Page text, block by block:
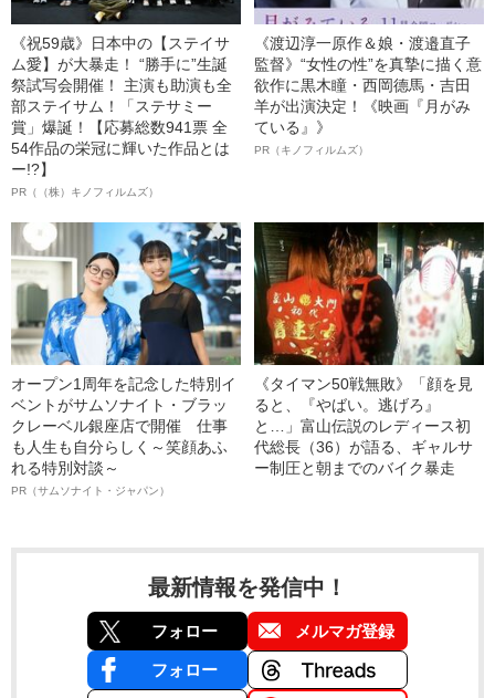
《祝59歳》日本中の【ステイサ
ム愛】が大暴走！ “勝手に”生誕
祭試写会開催！ 主演も助演も全
部ステイサム！「ステサミー
賞」爆誕！【応募総数941票 全
54作品の栄冠に輝いた作品とは
ー!?】
PR（（株）キノフィルムズ）
《渡辺淳一原作＆娘・渡邉直子
監督》“女性の性”を真摯に描く意
欲作に黒木瞳・西岡德馬・吉田
羊が出演決定！《映画『月がみ
ている』》
PR（キノフィルムズ）
オープン1周年を記念した特別イ
ベントがサムソナイト・ブラッ
クレーベル銀座店で開催 仕事
も人生も自分らしく～笑顔あふ
れる特別対談～
PR（サムソナイト・ジャパン）
《タイマン50戦無敗》「顔を見
ると、『やばい。逃げろ』
と…」富山伝説のレディース初
代総長（36）が語る、ギャルサ
ー制圧と朝までのバイク暴走
最新情報を発信中！
フォロー メルマガ登録
フォロー